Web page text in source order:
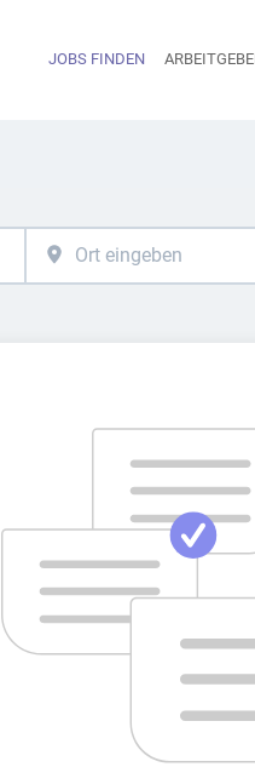
JOBS FINDEN